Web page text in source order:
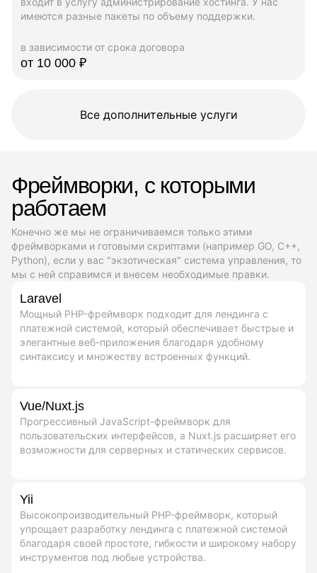
имеются разные пакеты по объему поддержки.
в зависимости от срока договора
от 10 000 ₽
Все дополнительные услуги
Фреймворки, с которыми
работаем
Конечно же мы не ограничиваемся только этими
фреймворками и готовыми скриптами (например GO, C++,
Python), если у вас "экзотическая" система управления, то
мы с ней справимся и внесем необходимые правки.
Laravel
Мощный PHP-фреймворк подходит для лендинга с
платежной системой, который обеспечивает быстрые и
элегантные веб-приложения благодаря удобному
синтаксису и множеству встроенных функций.
Vue/Nuxt.js
Прогрессивный JavaScript-фреймворк для
пользовательских интерфейсов, а Nuxt.js расширяет его
возможности для серверных и статических сервисов.
Yii
Высокопроизводительный PHP-фреймворк, который
упрощает разработку лендинга с платежной системой
благодаря своей простоте, гибкости и широкому набору
инструментов под любые устройства.